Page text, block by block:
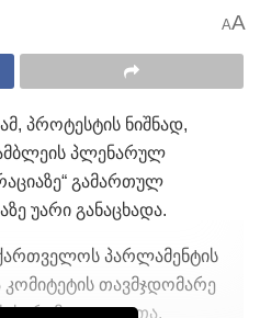
AA
პროტესტის ნიშნად,
პლენარულ
გამართულ
უარი განაცხადა.
პარლამენტის
თავმჯდომარე
გააკეთა.